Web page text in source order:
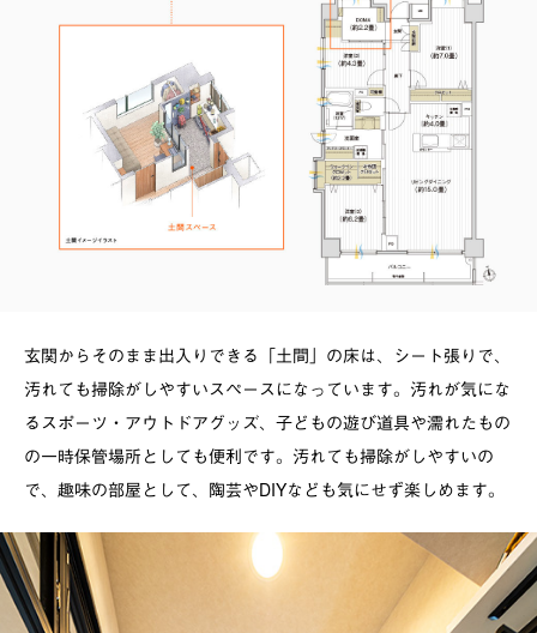
玄関からそのまま出入りできる「土間」の床は、シート張りで、
汚れても掃除がしやすいスペースになっています。汚れが気にな
るスポーツ・アウトドアグッズ、子どもの遊び道具や濡れたもの
の一時保管場所としても便利です。汚れても掃除がしやすいの
で、趣味の部屋として、陶芸やDIYなども気にせず楽しめます。